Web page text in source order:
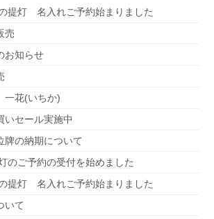
提灯 名入れご予約始まりました
売
お知らせ
花(いちか)
いセール実施中
牌の納期について
ご予約の受付を始めました
提灯 名入れご予約始まりました
いて